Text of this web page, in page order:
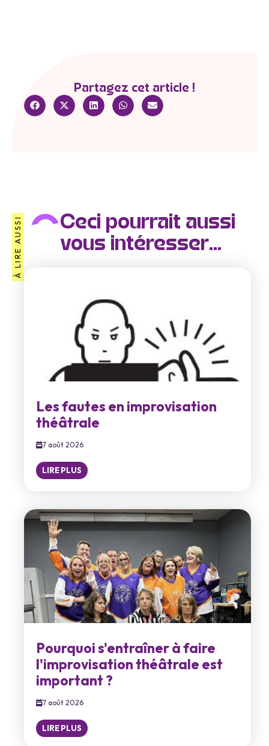
Partagez cet article !
À LIRE AUSSI
Ceci pourrait aussi
vous intéresser...
Les fautes en improvisation
théâtrale
7 août 2026
LIRE PLUS
Pourquoi s'entraîner à faire
l'improvisation théâtrale est
important ?
7 août 2026
LIRE PLUS